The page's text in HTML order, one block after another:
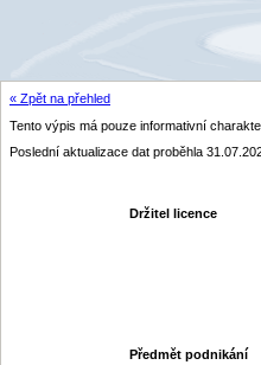
« Zpět na přehled
Tento výpis má pouze informativní
Poslední aktualizace dat proběhla
Držitel licence
Předmět podnikání